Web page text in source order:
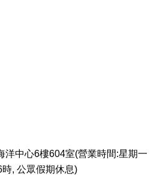
洋中心6樓604室(營業時間:星期一
, 公眾假期休息)